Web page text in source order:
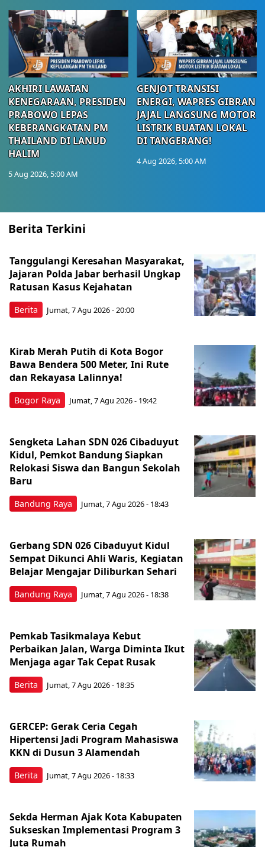
AKHIRI LAWATAN
KENEGARAAN, PRESIDEN
PRABOWO LEPAS
KEBERANGKATAN PM
THAILAND DI LANUD
HALIM
5 Aug 2026, 5:00 AM
GENJOT TRANSISI
ENERGI, WAPRES GIBRAN
JAJAL LANGSUNG MOTOR
LISTRIK BUATAN LOKAL
DI TANGERANG!
4 Aug 2026, 5:00 AM
Berita Terkini
Berita
Tanggulangi Keresahan Masyarakat,
Jajaran Polda Jabar berhasil Ungkap
Ratusan Kasus Kejahatan
Jumat, 7 Agu 2026 - 20:00
Bogor Raya
Kirab Merah Putih di Kota Bogor
Bawa Bendera 500 Meter, Ini Rute
dan Rekayasa Lalinnya!
Jumat, 7 Agu 2026 - 19:42
Bandung Raya
Sengketa Lahan SDN 026 Cibaduyut
Kidul, Pemkot Bandung Siapkan
Relokasi Siswa dan Bangun Sekolah
Baru
Jumat, 7 Agu 2026 - 18:43
Bandung Raya
Gerbang SDN 026 Cibaduyut Kidul
Sempat Dikunci Ahli Waris, Kegiatan
Belajar Mengajar Diliburkan Sehari
Jumat, 7 Agu 2026 - 18:38
Berita
Pemkab Tasikmalaya Kebut
Perbaikan Jalan, Warga Diminta Ikut
Menjaga agar Tak Cepat Rusak
Jumat, 7 Agu 2026 - 18:35
Berita
GERCEP: Gerak Ceria Cegah
Hipertensi Jadi Program Mahasiswa
KKN di Dusun 3 Alamendah
Jumat, 7 Agu 2026 - 18:33
Sekda Herman Ajak Kota Kabupaten
Sukseskan Implementasi Program 3
Juta Rumah